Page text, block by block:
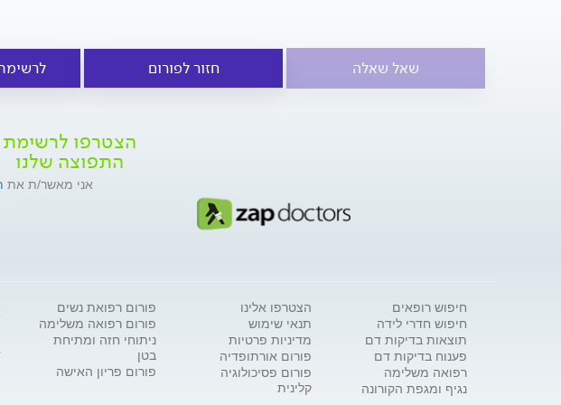
שאל שאלה חזור לפורום
הצטרפו לרשימת
התפוצה שלנו
אני מאשר/ת את
חיפוש רופאים
חיפוש חדרי לידה
תוצאות בדיקות דם
פענוח בדיקות דם
רפואה משלימה
נגיף ומגפת הקורונה
הצטרפו אלינו
תנאי שימוש
מדיניות פרטיות
פורום אורתופדיה
פורום פסיכולוגיה
קלינית
פורום רפואת נשים
פורום רפואה משלימה
ניתוחי חזה ומתיחת
בטן
פורום פריון האישה